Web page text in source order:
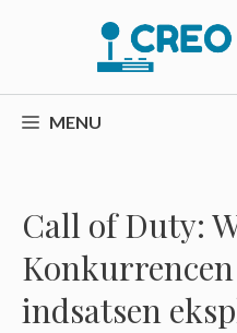
MENU
Call of Duty:
indsatsen